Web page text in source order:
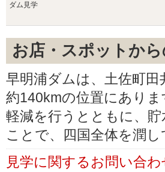
ダム見学
お店・スポットか
早明浦ダムは、土佐町
約140kmの位置にあり
軽減を行うとともに、
ことで、四国全体を潤し
見学に関するお問い合